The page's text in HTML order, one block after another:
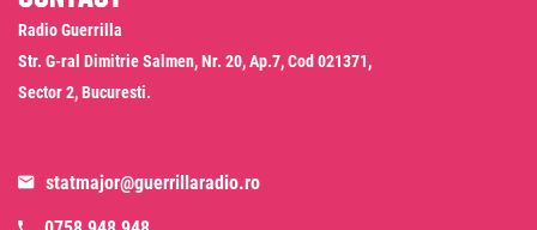
Radio Guerrilla
Str. G-ral Dimitrie Salmen, Nr. 20, Ap.7, Cod 021371,
Sector 2, Bucuresti.
statmajor@guerrillaradio.ro